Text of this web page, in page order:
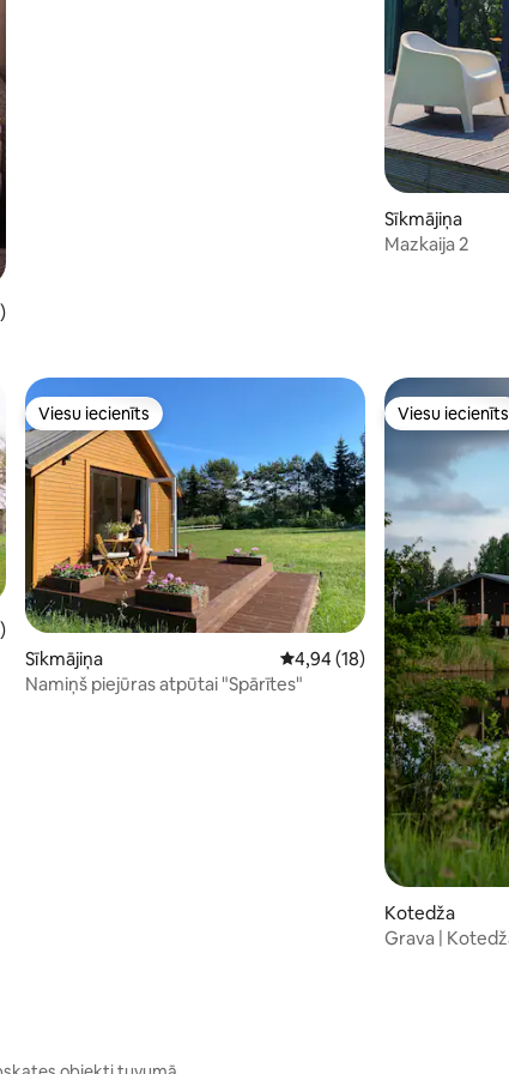
vērtējums: 5 no 5, atsauksmju skaits: 9
Sīkmājiņa
Mazkaija 2
4,89 no 5, atsauksmju skaits: 84
Viesu iecienīts
Viesu iecienīts
Sīkmājiņa Vidējais vērtējums: 4,94 no
4,94 (18)
Namiņš piejūras atpūtai "Spārītes"
Viesu iecienīts
Viesu iecienīts
Kotedža
Grava |